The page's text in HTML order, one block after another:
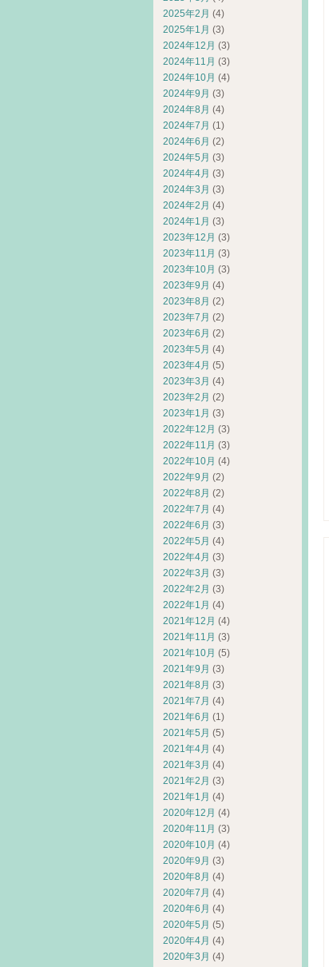
2025年2月 (4)
2025年1月 (3)
2024年12月 (3)
2024年11月 (3)
2024年10月 (4)
2024年9月 (3)
2024年8月 (4)
2024年7月 (1)
2024年6月 (2)
2024年5月 (3)
2024年4月 (3)
2024年3月 (3)
2024年2月 (4)
2024年1月 (3)
2023年12月 (3)
2023年11月 (3)
2023年10月 (3)
2023年9月 (4)
2023年8月 (2)
2023年7月 (2)
2023年6月 (2)
2023年5月 (4)
2023年4月 (5)
2023年3月 (4)
2023年2月 (2)
2023年1月 (3)
2022年12月 (3)
2022年11月 (3)
2022年10月 (4)
2022年9月 (2)
2022年8月 (2)
2022年7月 (4)
2022年6月 (3)
2022年5月 (4)
2022年4月 (3)
2022年3月 (3)
2022年2月 (3)
2022年1月 (4)
2021年12月 (4)
2021年11月 (3)
2021年10月 (5)
2021年9月 (3)
2021年8月 (3)
2021年7月 (4)
2021年6月 (1)
2021年5月 (5)
2021年4月 (4)
2021年3月 (4)
2021年2月 (3)
2021年1月 (4)
2020年12月 (4)
2020年11月 (3)
2020年10月 (4)
2020年9月 (3)
2020年8月 (4)
2020年7月 (4)
2020年6月 (4)
2020年5月 (5)
2020年4月 (4)
2020年3月 (4)